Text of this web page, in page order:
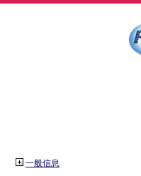
一般信息